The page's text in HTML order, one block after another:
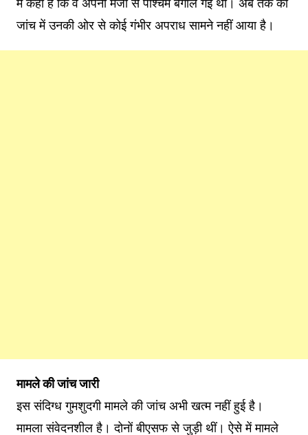
में कहा है कि वे अपनी मर्जी से पश्चिम बंगाल गई थीं। अब तक की
जांच में उनकी ओर से कोई गंभीर अपराध सामने नहीं आया है।
मामले की जांच जारी
इस संदिग्ध गुमशुदगी मामले की जांच अभी खत्म नहीं हुई है।
मामला संवेदनशील है। दोनों बीएसफ से जुड़ी थीं। ऐसे में मामले